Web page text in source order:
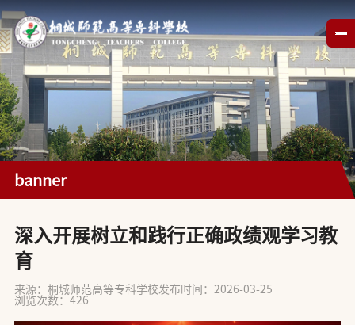
banner
深入开展树立和践行正确政绩观学习教
育
来源：桐城师范高等专科学校发布时间：2026-03-25
浏览次数： 426